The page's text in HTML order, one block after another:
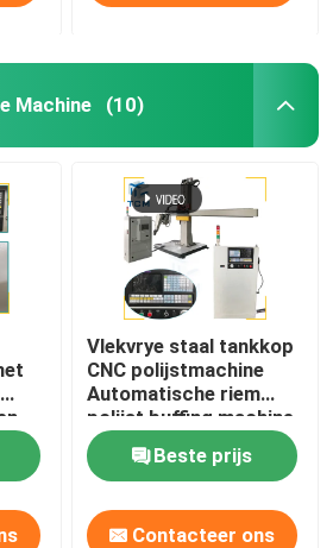
Machine (10)
Vlekvrye staal tankkop
CNC polijstmachine
Automatische riem
polijst buffing machine
Beste prijs
Contacteer ons